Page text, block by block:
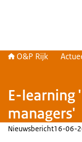
O&P Rijk
E-learning
managers'
Nieuwsbericht16-06-